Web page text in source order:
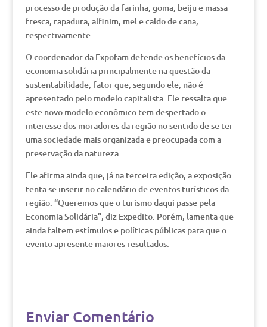
processo de produção da farinha, goma, beiju e massa
fresca; rapadura, alfinim, mel e caldo de cana,
respectivamente.
O coordenador da Expofam defende os benefícios da
economia solidária principalmente na questão da
sustentabilidade, fator que, segundo ele, não é
apresentado pelo modelo capitalista. Ele ressalta que
este novo modelo econômico tem despertado o
interesse dos moradores da região no sentido de se ter
uma sociedade mais organizada e preocupada com a
preservação da natureza.
Ele afirma ainda que, já na terceira edição, a exposição
tenta se inserir no calendário de eventos turísticos da
região. “Queremos que o turismo daqui passe pela
Economia Solidária”, diz Expedito. Porém, lamenta que
ainda faltem estímulos e políticas públicas para que o
evento apresente maiores resultados.
Enviar Comentário